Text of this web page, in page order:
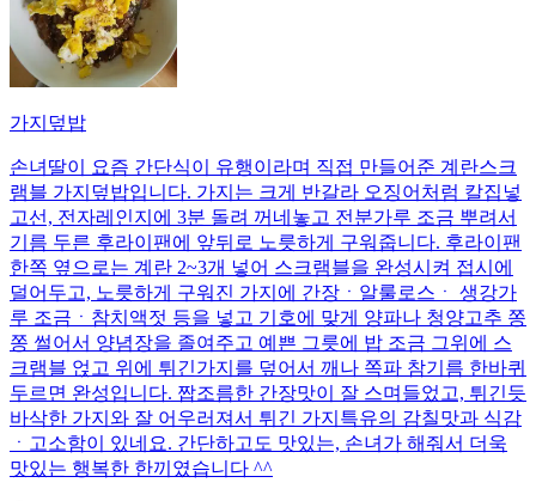
가지덮밥
손녀딸이 요즘 간단식이 유행이라며 직접 만들어준 계란스크
램블 가지덮밥입니다. 가지는 크게 반갈라 오징어처럼 칼집넣
고선, 전자레인지에 3분 돌려 꺼네놓고 전분가루 조금 뿌려서
기름 두른 후라이팬에 앞뒤로 노릇하게 구워줍니다. 후라이팬
한쪽 옆으로는 계란 2~3개 넣어 스크램블을 완성시켜 접시에
덜어두고, 노릇하게 구워진 가지에 간장ㆍ알룰로스ㆍ 생강가
루 조금ㆍ참치액젓 등을 넣고 기호에 맞게 양파나 청양고추 쫑
쫑 썰어서 양념장을 졸여주고 예쁜 그릇에 밥 조금 그위에 스
크램블 얹고 위에 튀긴가지를 덮어서 깨나 쪽파 참기름 한바퀴
두르면 완성입니다. 짭조름한 간장맛이 잘 스며들었고, 튀긴듯
바삭한 가지와 잘 어우러져서 튀긴 가지특유의 감칠맛과 식감
ㆍ고소함이 있네요. 간단하고도 맛있는, 손녀가 해줘서 더욱
맛있는 행복한 한끼였습니다 ^^